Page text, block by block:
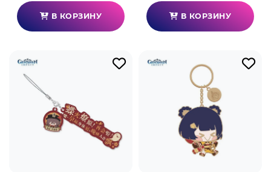
В КОРЗИНУ В КОРЗИНУ